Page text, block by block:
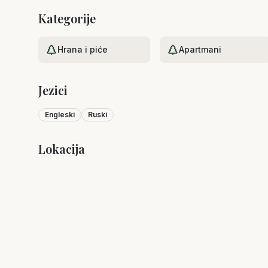
Kategorije
Hrana i piće Apartmani
Jezici
Engleski Ruski
Lokacija